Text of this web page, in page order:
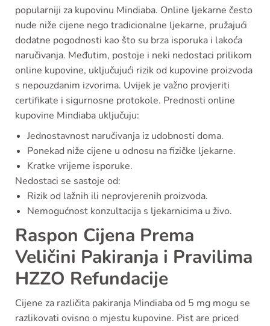
popularniji za kupovinu Mindiaba. Online ljekarne često
nude niže cijene nego tradicionalne ljekarne, pružajući
dodatne pogodnosti kao što su brza isporuka i lakoća
naručivanja. Međutim, postoje i neki nedostaci prilikom
online kupovine, uključujući rizik od kupovine proizvoda
s nepouzdanim izvorima. Uvijek je važno provjeriti
certifikate i sigurnosne protokole. Prednosti online
kupovine Mindiaba uključuju:
Jednostavnost naručivanja iz udobnosti doma.
Ponekad niže cijene u odnosu na fizičke ljekarne.
Kratke vrijeme isporuke.
Nedostaci se sastoje od:
Rizik od lažnih ili neprovjerenih proizvoda.
Nemogućnost konzultacija s ljekarnicima u živo.
Raspon Cijena Prema
Veličini Pakiranja i Pravilima
HZZO Refundacije
Cijene za različita pakiranja Mindiaba od 5 mg mogu se
razlikovati ovisno o mjestu kupovine. Pist are priced